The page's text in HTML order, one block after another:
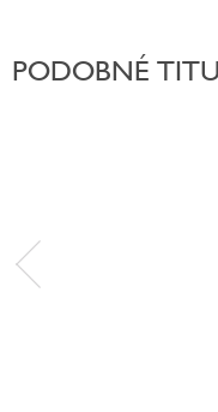
PODOBNÉ